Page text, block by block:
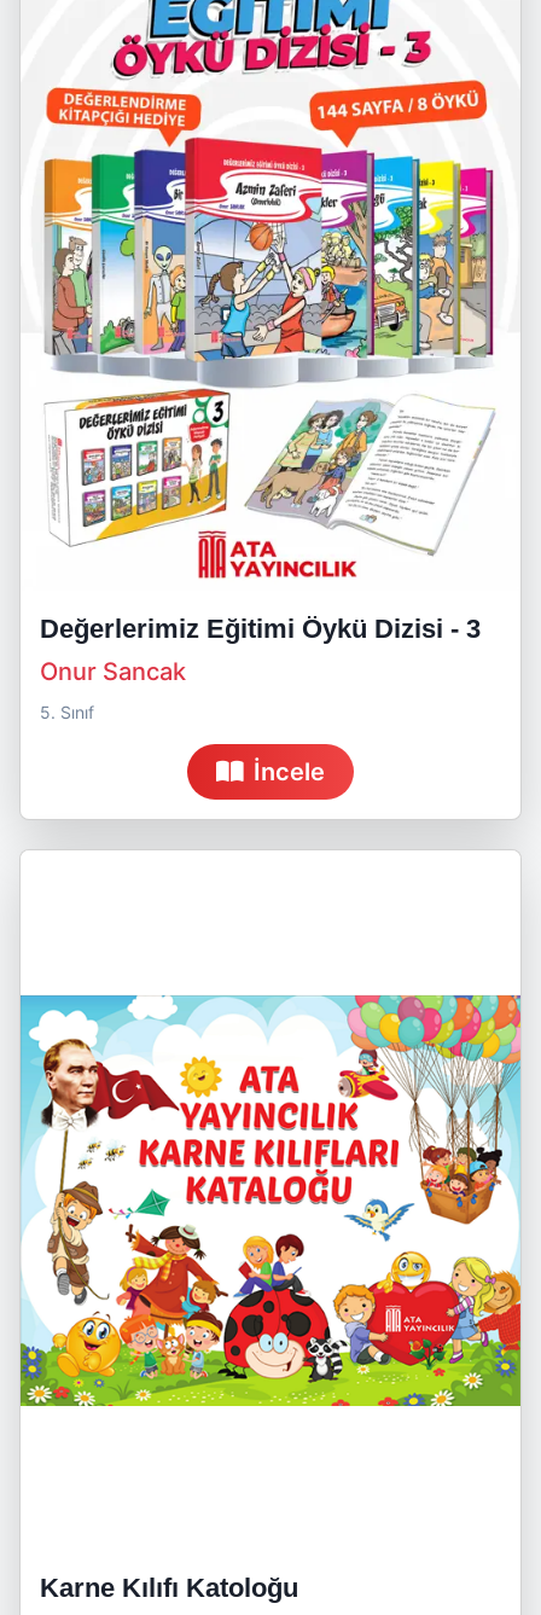
Değerlerimiz Eğitimi Öykü Dizisi - 3
Onur Sancak
5. Sınıf
İncele
Karne Kılıfı Katoloğu